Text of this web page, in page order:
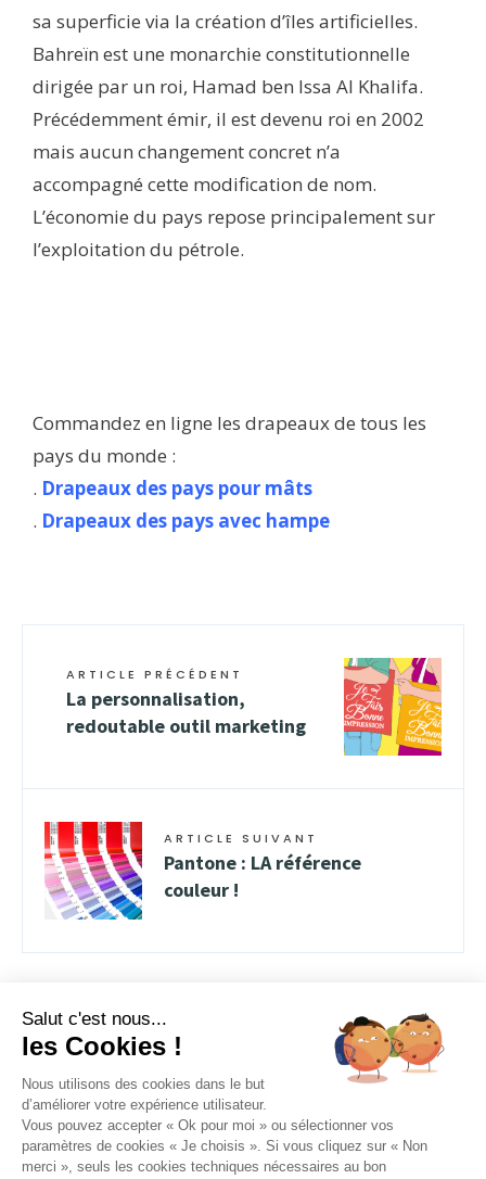
sa superficie via la création d’îles artificielles.
Bahreïn est une monarchie constitutionnelle
dirigée par un roi, Hamad ben Issa Al Khalifa.
Précédemment émir, il est devenu roi en 2002
mais aucun changement concret n’a
accompagné cette modification de nom.
L’économie du pays repose principalement sur
l’exploitation du pétrole.
Commandez en ligne les drapeaux de tous les
pays du monde :
. Drapeaux des pays pour mâts
. Drapeaux des pays avec hampe
ARTICLE PRÉCÉDENT
La personnalisation,
redoutable outil marketing
ARTICLE SUIVANT
Pantone : LA référence
couleur !
FACEBOOK INSTAGRAM YOUTUBE
Salut c'est nous...
les Cookies !
Nous utilisons des cookies dans le but
d’améliorer votre expérience utilisateur.
Vous pouvez accepter « Ok pour moi » ou sélectionner vos
paramètres de cookies « Je choisis ». Si vous cliquez sur « Non
merci », seuls les cookies techniques nécessaires au bon